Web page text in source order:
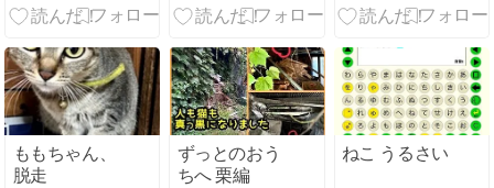
ももちゃん、
脱走
ずっとのおう
ちへ 栗編
ねこ うるさい